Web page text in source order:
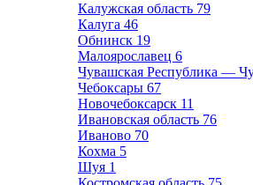
Калужская область 79
Калуга 46
Обнинск 19
Малоярославец 6
Чувашская Республика —
Чебоксары 67
Новочебоксарск 11
Ивановская область 76
Иваново 70
Кохма 5
Шуя 1